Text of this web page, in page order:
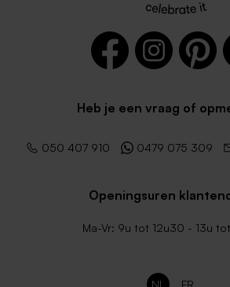
Heb je een vraag of
050 407 910 0479 075 309
Openingsuren
Ma-Vr: 9u tot 12u30 - 13u